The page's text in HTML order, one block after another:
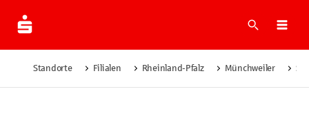
Suche
Standorte Filialen Rheinland-Pfalz Münchweiler